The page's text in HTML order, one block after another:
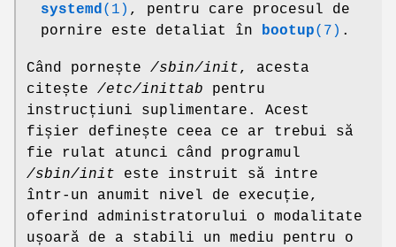
systemd (1) , pentru care procesul de
pornire este detaliat în
bootup(7) .
Când pornește /sbin/init, acesta
citește /etc/inittab pentru
instrucțiuni suplimentare. Acest
fișier definește ceea ce ar trebui să
fie rulat atunci când programul
/sbin/init este instruit să intre
într-un anumit nivel de execuție,
oferind administratorului o modalitate
ușoară de a stabili un mediu pentru o